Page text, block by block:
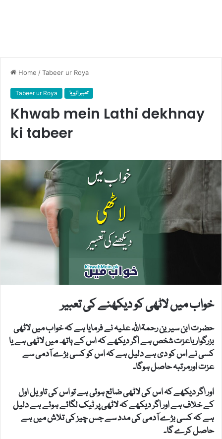
Home /Tabeer ur Roya
Tabeer ur Roya تعبیر الرویا
Khwab mein Lathi dekhnay
ki tabeer
خواب میں لاٹھی کو دیکھنے کی تعبیر
حضرت ابن سیرین رحمۃاللہ علیہ نے فرمایا ہے کہ خواب میں لاٹھی
بزرگوار باعزت شخص ہے اگر دیکھے کہ اس کے ہاتھ میں لاٹھی ہے یا
کسی نے اس کو دی ہے دلیل ہے کہ اس کو کسی بڑے آدمی سے
عزت اورمرتبہ حاصل ہوگا۔
اور اگر دیکھے کہ اس کی لاٹھی ضائع ہوئی ہے تو اس کی تاویل اول
کے خلاف ہے اور اگر دیکھے کہ لاٹھی پر ٹیک لگائے ہوئے ہے دلیل
ہے کہ کسی بڑے آدمی کی مدد سے جس چیز کی تلاش میں ہے
حاصل کرے گا۔